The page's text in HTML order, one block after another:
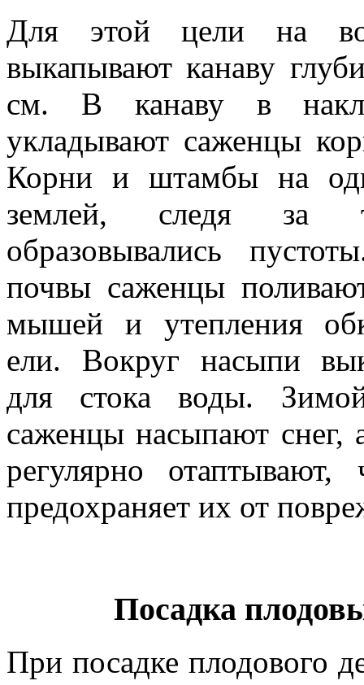
Для этой цели на
выкапывают канаву
см. В канаву в
укладывают саженцы
Корни и штамбы на
землей, следя за
образовывались
почвы саженцы
мышей и утепления
ели. Вокруг насыпи
для сто­ка воды.
саженцы насыпают снег,
регулярно отаптывают,
предохраняет их от
Посадка
При посадке плодового